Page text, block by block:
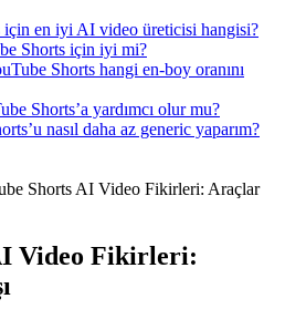
için en iyi AI video üreticisi hangisi?
Shorts için iyi mi?
Shorts hangi en-boy oranını
Shorts’a yardımcı olur mu?
nasıl daha az generic yaparım?
Shorts AI Video Fikirleri: Araçlar
Video Fikirleri: